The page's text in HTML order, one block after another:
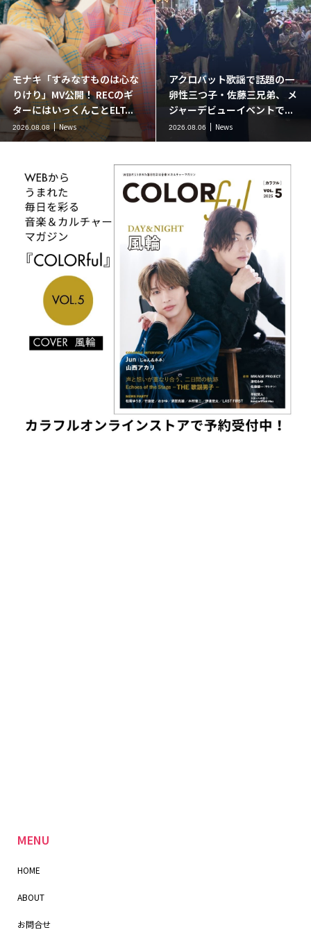
モナキ「すみなすものは心な
りけり」MV公開！ RECのギ
ターにはいっくんことELT...
2026.08.08 News
アクロバット歌謡で話題の一
卵性三つ子・佐藤三兄弟、 メ
ジャーデビューイベントで...
2026.08.06 News
MENU
HOME
ABOUT
お問合せ